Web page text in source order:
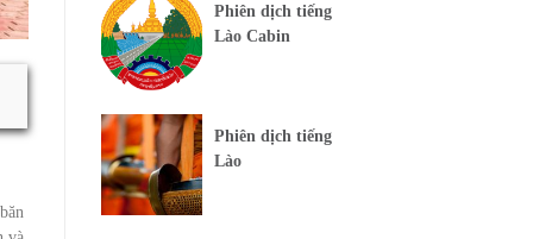
Phiên dịch tiếng
Lào Cabin
Phiên dịch tiếng
Lào